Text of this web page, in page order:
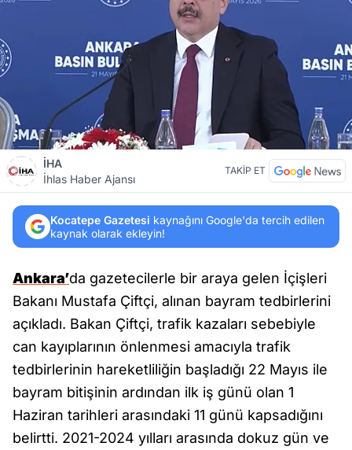
İHA
İhlas Haber Ajansı
TAKİP ET
Kocatepe Gazetesi kaynağını Google'da tercih edilen
kaynak olarak ekleyin!
Ankara’da gazetecilerle bir araya gelen İçişleri
Bakanı Mustafa Çiftçi, alınan bayram tedbirlerini
açıkladı. Bakan Çiftçi, trafik kazaları sebebiyle
can kayıplarının önlenmesi amacıyla trafik
tedbirlerinin hareketliliğin başladığı 22 Mayıs ile
bayram bitişinin ardından ilk iş günü olan 1
Haziran tarihleri arasındaki 11 günü kapsadığını
belirtti. 2021-2024 yılları arasında dokuz gün ve